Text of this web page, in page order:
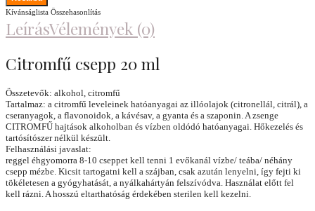
Kívánságlista Összehasonlítás
LeírásVélemények (0)
Citromfű csepp 20 ml
Összetevők: alkohol, citromfű
Tartalmaz: a citromfű leveleinek hatóanyagai az illóolajok (citronellál, citrál), a
cseranyagok, a flavonoidok, a kávésav, a gyanta és a szaponin. A zsenge
CITROMFŰ hajtások alkoholban és vízben oldódó hatóanyagai. Hőkezelés és
tartósítószer nélkül készült.
Felhasználási javaslat:
reggel éhgyomorra 8-10 cseppet kell tenni 1 evőkanál vízbe/ teába/ néhány
csepp mézbe. Kicsit tartogatni kell a szájban, csak azután lenyelni, így fejti ki
tökéletesen a gyógyhatását, a nyálkahártyán felszívódva. Használat előtt fel
kell rázni. A hosszú eltarthatóság érdekében sterilen kell kezelni.